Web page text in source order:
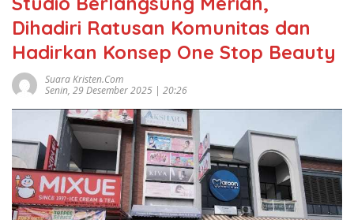
Dihadiri Ratusan Komunitas dan
Hadirkan Konsep One Stop Beauty
Suara Kristen.com
Senin, 29 Desember 2025 | 20:26